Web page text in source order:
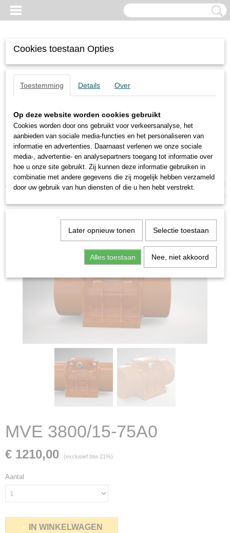
Inloggen Registreren
UW WINKELWAGEN
(0)
Home
MVE 3800/15-75A0
€ 1210,00 (exclusief btw 21%)
Aantal
IN WINKELWAGEN
Cookies toestaan Opties
Toestemming Details Over
Op deze website worden cookies gebruikt
Cookies worden door ons gebruikt voor verkeersanalyse, het
aanbieden van sociale media-functies en het personaliseren van
informatie en advertenties. Daarnaast verlenen we onze sociale
media-, advertentie- en analysepartners toegang tot informatie over
hoe u onze site gebruikt. Zij kunnen deze informatie gebruiken in
combinatie met andere gegevens die zij mogelijk hebben verzameld
door uw gebruik van hun diensten of die u hen hebt verstrekt.
Later opnieuw tonen Selectie toestaan
Alles toestaan Nee, niet akkoord